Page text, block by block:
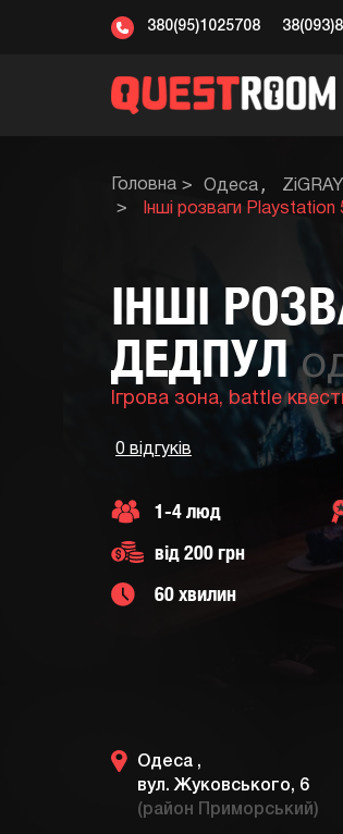
380(95)1025708
Головна Одеса
Інші розваги
ІНШІ
ДЕДПУЛ
Ігрова зона, battle
0 відгуків
1-4 люд
від 200 грн
60 хвилин
Одеса ,
вул. Жуковського, 6
(район Приморський)